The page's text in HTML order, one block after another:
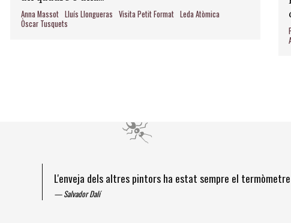
Anna Massot Lluís Llongueras Visita Petit Format Leda Atòmica
Òscar Tusquets
L'enveja dels altres pintors ha estat sempre el
Salvador Dalí